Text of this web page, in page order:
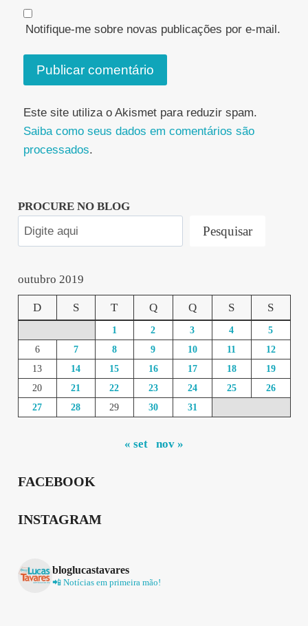
Notifique-me sobre novas publicações por e-mail.
Este site utiliza o Akismet para reduzir spam.
Saiba como seus dados em comentários são
processados.
PROCURE NO BLOG
Pesquisar
outubro 2019
D S T Q Q S S
1 2 3 4
5
6
7 8 9 10 11
12
13
14 15 16 17 18
19
20
21 22 23 24 25
26
27
28 29 30 31
« set nov »
FACEBOOK
INSTAGRAM
bloglucastavares
📲 Notícias em primeira mão!